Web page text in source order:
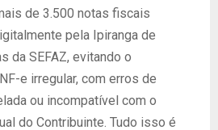
de 3.500 notas fiscais
pela Ipiranga de
da SEFAZ, evitando o
e irregular, com erros de
ou incompatível com o
do Contribuinte. Tudo isso é